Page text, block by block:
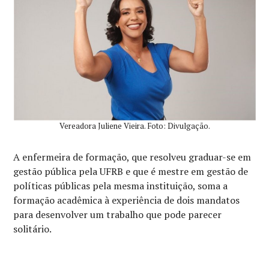
Vereadora Juliene Vieira. Foto: Divulgação.
A enfermeira de formação, que resolveu graduar-se em
gestão pública pela UFRB e que é mestre em gestão de
políticas públicas pela mesma instituição, soma a
formação acadêmica à experiência de dois mandatos
para desenvolver um trabalho que pode parecer
solitário.